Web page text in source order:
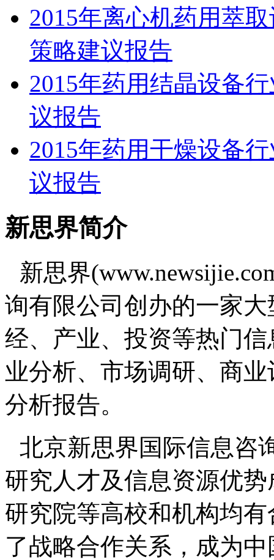
2015年离心机药用萃
策略建议报告
2015年药用结晶设备
议报告
2015年药用干燥设备
议报告
新思界简介
新思界
询有限公司创办的一家
经、产业、投资等热门
业分析、市场调研、商
分析报告。
北京新思界国际信息咨
研究人才及信息资源优
研究院等高校和机构均
了战略合作关系，成为